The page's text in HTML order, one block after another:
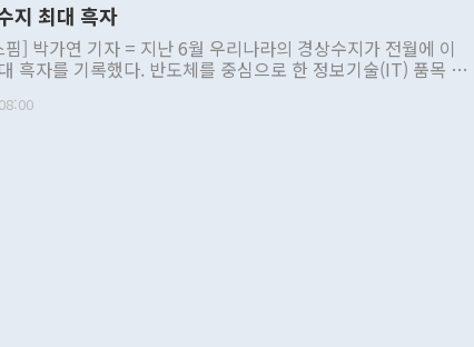
에 근거한 비현실적 구상'이라는 비판을 내놨다. 그동안 정 장
책 관련 발언이 물의를 빚은 적은 여러 번 있지만 대통령과 유
이 공개적으로 부정적 입장을 표명한 것은 이례적이다. 정 장
대북 접근법과 월권을 제어해야 한다는 목소리도 높아지고 있
했다. 또 "현 시점에서 흘러간 선(先)비핵화만 되뇌는 것은
의 동력을 확보하기 위해 최선을 다할 것"이라고 말했다. 하
지 최대 흑자
] 박가연 기자 = 지난 6월 우리나라의 경상수지가 전월에 이
흑자를 기록했다. 반도체를 중심으로 한 정보기술(IT) 품목 수
(잠정)'에 따르
처음으로 1000억달러를 넘어섰다. 상품수입은 644억8000만
했고 컴퓨터·주변기기(SSD)는 282.7% 증가했다. IT 품목
늘었으며 비IT 품목도 ▲석유제품(47.5%) ▲화공품